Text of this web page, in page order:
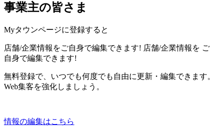
事業主の皆さま
Myタウンページに登録すると
店舗/企業情報をご自身で編集できます! 店舗/企業情報を ご
自身で編集できます!
無料登録で、いつでも何度でも自由に更新・編集できます。
Web集客を強化しましょう。
情報の編集はこちら